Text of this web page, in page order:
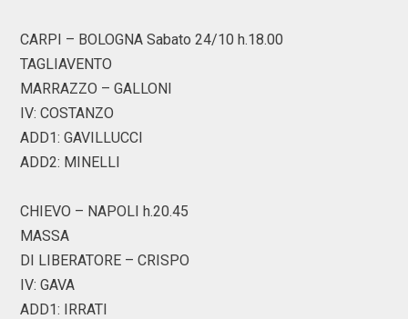
CARPI – BOLOGNA Sabato 24/10 h.18.00
TAGLIAVENTO
MARRAZZO – GALLONI
IV: COSTANZO
ADD1: GAVILLUCCI
ADD2: MINELLI
CHIEVO – NAPOLI h.20.45
MASSA
DI LIBERATORE – CRISPO
IV: GAVA
ADD1: IRRATI